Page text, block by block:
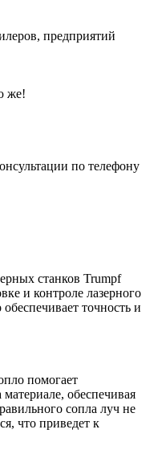
предприятий
же!
по телефону
станков Trumpf
и контроле лазерного
точность и
помогает
обеспечивая
сопла луч не
что приведет к